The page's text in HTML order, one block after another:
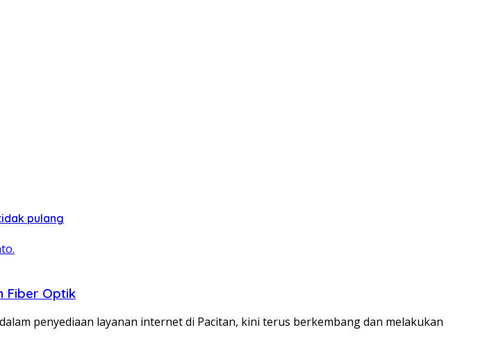
pulang
Fiber Optik
penyediaan layanan internet di Pacitan, kini terus berkembang dan melakukan